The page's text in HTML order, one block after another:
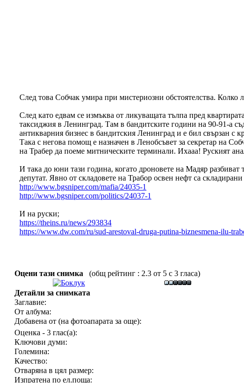
След това Собчак умира при мистериозни обстоятелства.
След като едвам се измъква от ликуващата тълпа пред
таксиджия в Ленинград. Там в бандитските години на 90-91-а
антикварния бизнес в бандитския Ленинград и е бил свързан с
Така с негова помощ е назначен в Ленобсъвет за секретар на
на Трабер да поеме митническите терминали. Ихааа! Руският
И така до юни тази година, когато дроновете на Мадяр
депутат. Явно от складовете на Трабор освен нефт са
http://www.bgsniper.com/mafia/24035-1
http://www.bgsniper.com/politics/24037-1
И на руски;
https://theins.ru/news/293834
https://www.dw.com/ru/sud-arestoval-druga-putina-biznesmena-ilu-
Оцени тази снимка (общ рейтинг : 2.3 от 5 с 3 гласа)
Детайли за снимката
Заглавие:
От албума:
Добавена от (на фотоапарата за още):
Оценка - 3 глас(а):
Ключови думи:
Големина:
Качество:
Отваряна в цял размер:
Изпратена по ел.поща: